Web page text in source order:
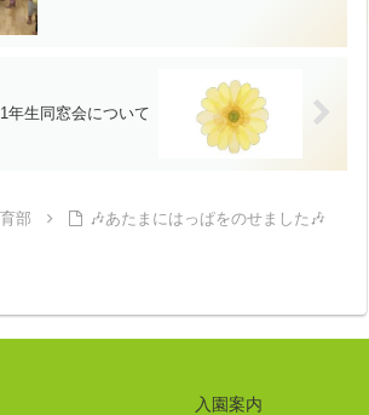
生同窓会について
部
🎶あたまにはっぱをのせました🎶
入園案内